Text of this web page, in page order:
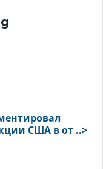
США в от ..>